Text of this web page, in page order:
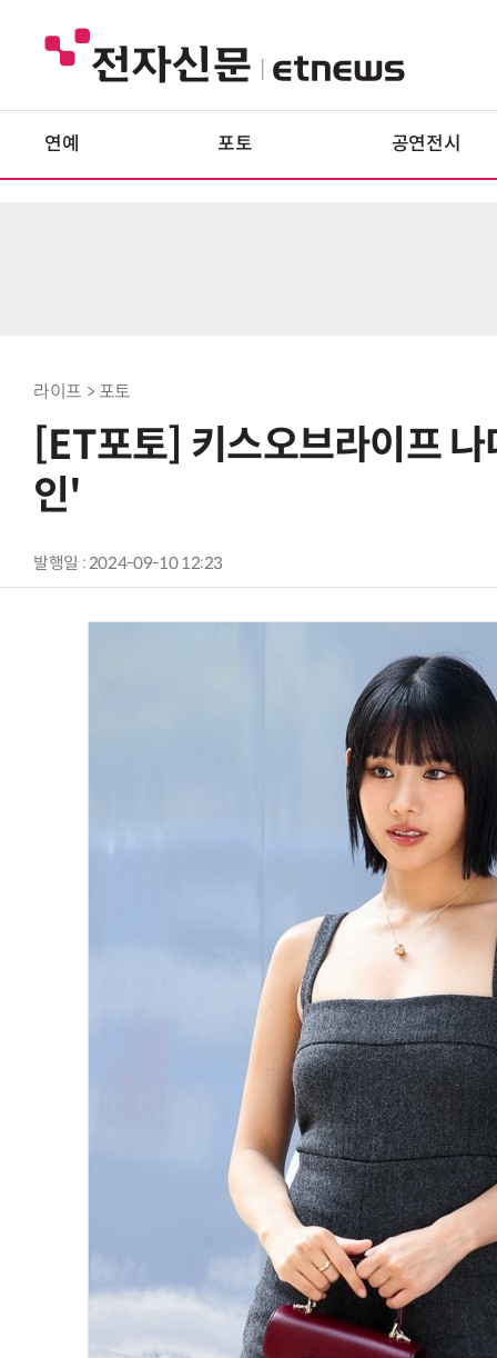
연예 포토 공연전시
라이프 > 포토
[ET포토] 키스오브라이프
인'
발행일 : 2024-09-10 12:23
AI Native Enterprise를 지원하는 AI Ready Data